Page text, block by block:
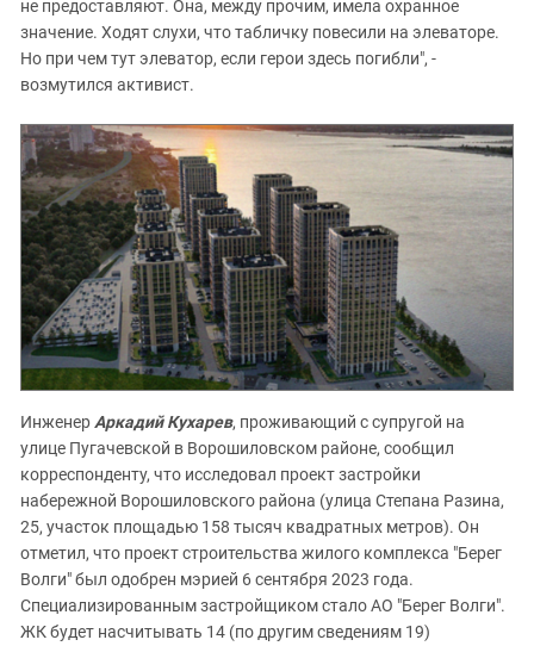
не предоставляют. Она, между прочим, имела охранное
значение. Ходят слухи, что табличку повесили на элеваторе.
Но при чем тут элеватор, если герои здесь погибли", -
возмутился активист.
Инженер Аркадий Кухарев, проживающий с супругой на
улице Пугачевской в Ворошиловском районе, сообщил
корреспонденту, что исследовал проект застройки
набережной Ворошиловского района (улица Степана Разина,
25, участок площадью 158 тысяч квадратных метров). Он
отметил, что проект строительства жилого комплекса "Берег
Волги" был одобрен мэрией 6 сентября 2023 года.
Специализированным застройщиком стало АО "Берег Волги".
ЖК будет насчитывать 14 (по другим сведениям 19)